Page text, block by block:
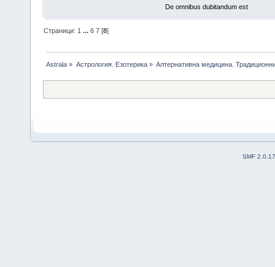
De omnibus dubitandum est
Страници: 1 ...6 7 [8]
Astrala » Астрология. Езотерика» Алтернативна медицина.
SMF 2.0.17